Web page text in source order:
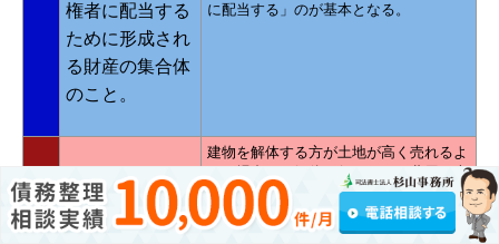
権者に配当する
ために形成され
る財産の集合体
のこと。
に配当する」のが基本となる。
・建物の取り壊し
費用
建物を解体する方が土地が高く売れるよ
うな場合には解体を行ってその費用を売
却代金から控除することもある。ただ、
複数の業者から見積もりを取ってなるべ
く安く上げることが大切。